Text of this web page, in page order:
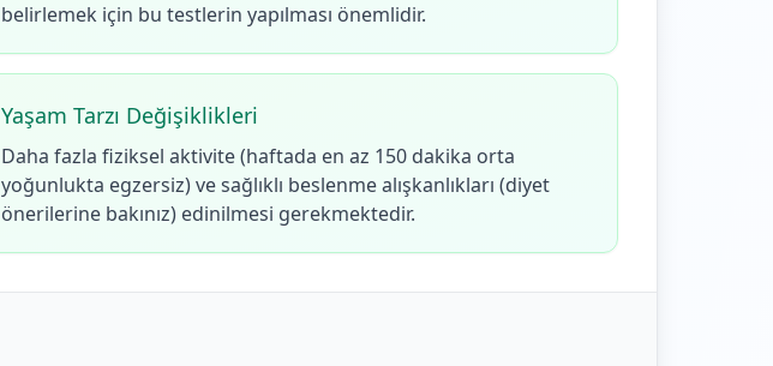
belirlemek için bu testlerin yapılması önemlidir.
Yaşam Tarzı Değişiklikleri
Daha fazla fiziksel aktivite (haftada en az 150 dakika orta
yoğunlukta egzersiz) ve sağlıklı beslenme alışkanlıkları (diyet
önerilerine bakınız) edinilmesi gerekmektedir.